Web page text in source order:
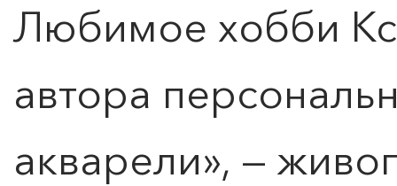
Любимое хобби
автора
акварели», —